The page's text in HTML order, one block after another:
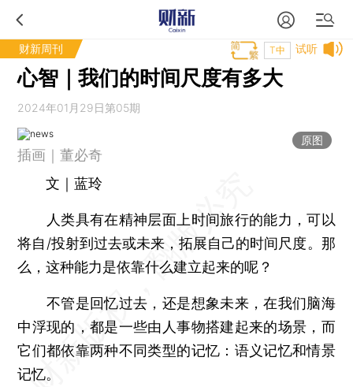
财新周刊 试听
T中
心智｜我们的时间尺度有多大
2024年01月29日第05期
原图
插画｜董必奇
文｜蓝玲
人类具有在精神层面上时间旅行的能力，可以
将自/投射到过去或未来，拓展自己的时间尺度。那
么，这种能力是依靠什么建立起来的呢？
不管是回忆过去，还是想象未来，在我们脑海
中浮现的，都是一些由人事物搭建起来的场景，而
它们都依靠两种不同类型的记忆：语义记忆和情景
记忆。